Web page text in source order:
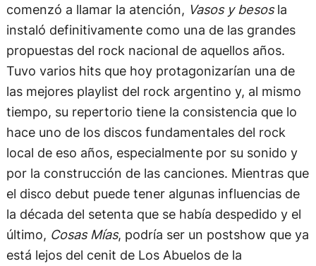
comenzó a llamar la atención, Vasos y besosla
instaló definitivamente como una de las grandes
propuestas del rock nacional de aquellos años.
Tuvo varios hits que hoy protagonizarían una de
las mejores playlist del rock argentino y, al mismo
tiempo, su repertorio tiene la consistencia que lo
hace uno de los discos fundamentales del rock
local de eso años, especialmente por su sonido y
por la construcción de las canciones. Mientras que
el disco debut puede tener algunas influencias de
la década del setenta que se había despedido y el
último, Cosas Mías, podría ser un postshow que ya
está lejos del cenit de Los Abuelos de la